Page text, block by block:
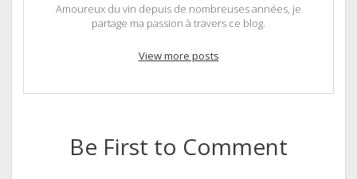
Amoureux du vin depuis de nombreuses années, je
partage ma passion à travers ce blog.
View more posts
Be First to Comment